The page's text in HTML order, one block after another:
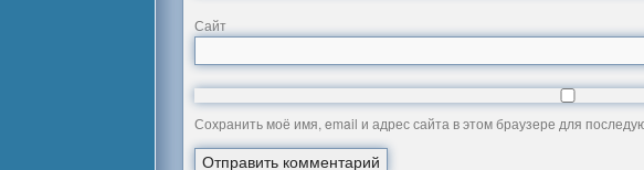
Сайт
Сохранить моё имя, email и адрес сайта в этом браузере для